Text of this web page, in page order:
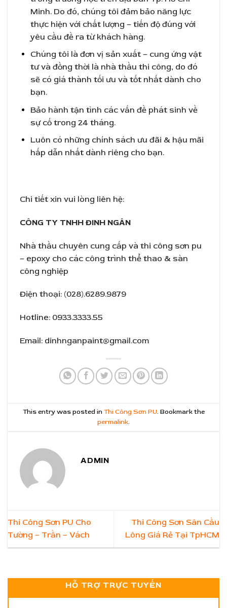
Minh. Do đó, chúng tôi đảm bảo năng lực
thực hiện với chất lượng – tiến độ đúng với
yêu cầu đề ra từ khách hàng.
Chúng tôi là đơn vị sản xuất – cung ứng vật
tư và đồng thời là nhà thầu thi công, do đó
sẽ có giá thành tối ưu và tốt nhất dành cho
bạn.
Bảo hành tận tình các vấn đề phát sinh về
sự cố trong 24 tháng.
Luôn có những chính sách ưu đãi & hậu mãi
hấp dẫn nhất dành riêng cho bạn.
Chi tiết xin vui lòng liên hệ:
CÔNG TY TNHH ĐINH NGÂN
Nhà thầu chuyên cung cấp và thi công sơn pu
– epoxy cho các công trình thể thao & sàn
công nghiệp
Điện thoại: (028).6289.9879
Hotline: 0933.3333.55
Email: dinhnganpaint@gmail.com
This entry was posted inThi Công Sơn PU. Bookmark the
permalink.
ADMIN
Thi Công Sơn PU Cho
Tường – Trần – Vách
Thi Công Sơn Sân Cầu
Lông Giá Rẻ Tại TpHCM
HỖ TRỢ TRỰC TUYẾN